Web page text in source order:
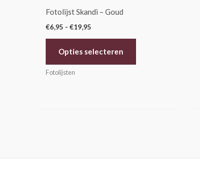
Fotolijst Skandi – Goud
€6,95 - €19,95
Opties selecteren
Fotolijsten